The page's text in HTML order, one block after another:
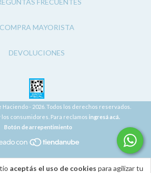
aceptás el uso de cookies para agilizar tu
COMPRA MAYORISTA
DEVOLUCIONES
- 2026. Todos los derechos reservados.
consumidores. Para reclamos ingresá acá.
Botón de arrepentimiento